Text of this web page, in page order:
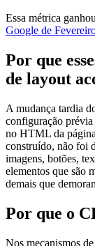
Essa métrica
Google de
Por que
de layout
A mudança tardia
configuração
no HTML da
construído, não foi
imagens, botões,
elementos que são
demais que
Por que o
Nos mecanismos